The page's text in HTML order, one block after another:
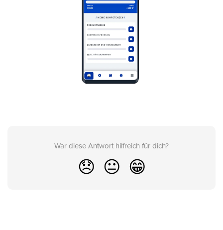
War diese Antwort hilfreich für dich?
😞 😐 😁